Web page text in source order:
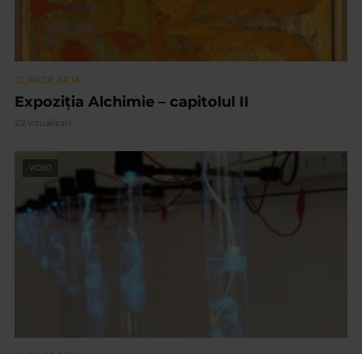
CLIPA DE ARTA
Expoziția Alchimie – capitolul II
22 vizualizari
VIDEO